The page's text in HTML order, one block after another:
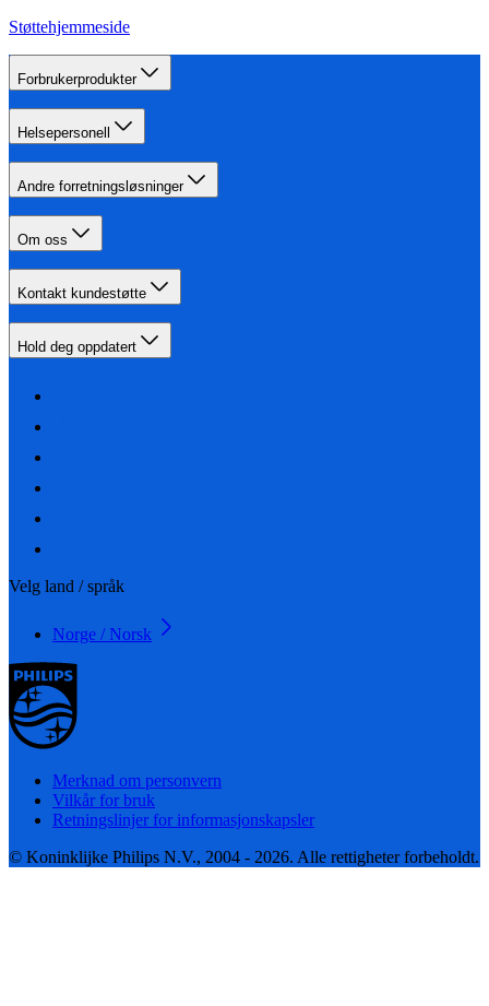
Støttehjemmeside
Forbrukerprodukter
Helsepersonell
Andre forretningsløsninger
Om oss
Kontakt kundestøtte
Hold deg oppdatert
Velg land / språk
Norge / Norsk
Merknad om personvern
Vilkår for bruk
Retningslinjer for informasjonskapsler
© Koninklijke Philips N.V., 2004 - 2026. Alle rettigheter forbeholdt.